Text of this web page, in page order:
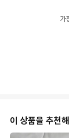
가
이 상품을 추천